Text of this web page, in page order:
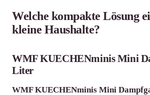
Welche kompakte Lösung
kleine Haushalte?
WMF KUECHENminis Mini
Liter
WMF KUECHENminis Mini